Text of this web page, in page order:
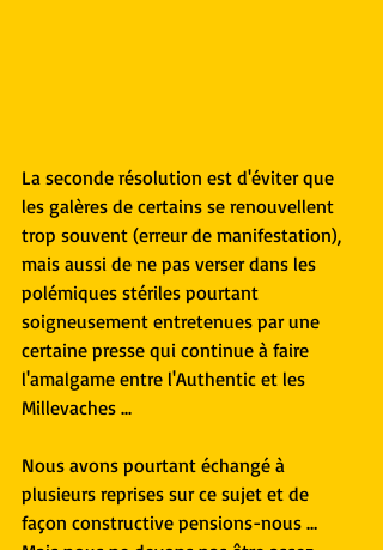
La seconde résolution est d'éviter que
les galères de certains se renouvellent
trop souvent (erreur de manifestation),
mais aussi de ne pas verser dans les
polémiques stériles pourtant
soigneusement entretenues par une
certaine presse qui continue à faire
l'amalgame entre l'Authentic et les
Millevaches ...
Nous avons pourtant échangé à
plusieurs reprises sur ce sujet et de
façon constructive pensions-nous …